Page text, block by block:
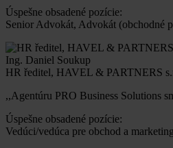
Úspešne obsadené pozície:
Senior Advokát, Advokát (obchodné
Ing. Daniel Soukup
HR ředitel, HAVEL & PARTNERS
,,Agentúru PRO Business Solutions
Úspešne obsadené pozície:
Vedúci/vedúca pre obchod a